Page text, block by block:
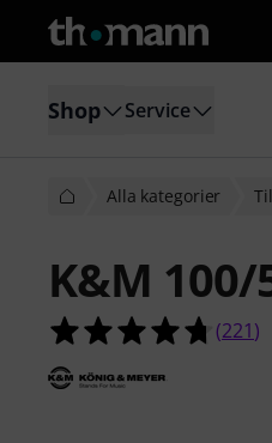
Shop Service
Alla kategorier
K&M
4.7
(221)